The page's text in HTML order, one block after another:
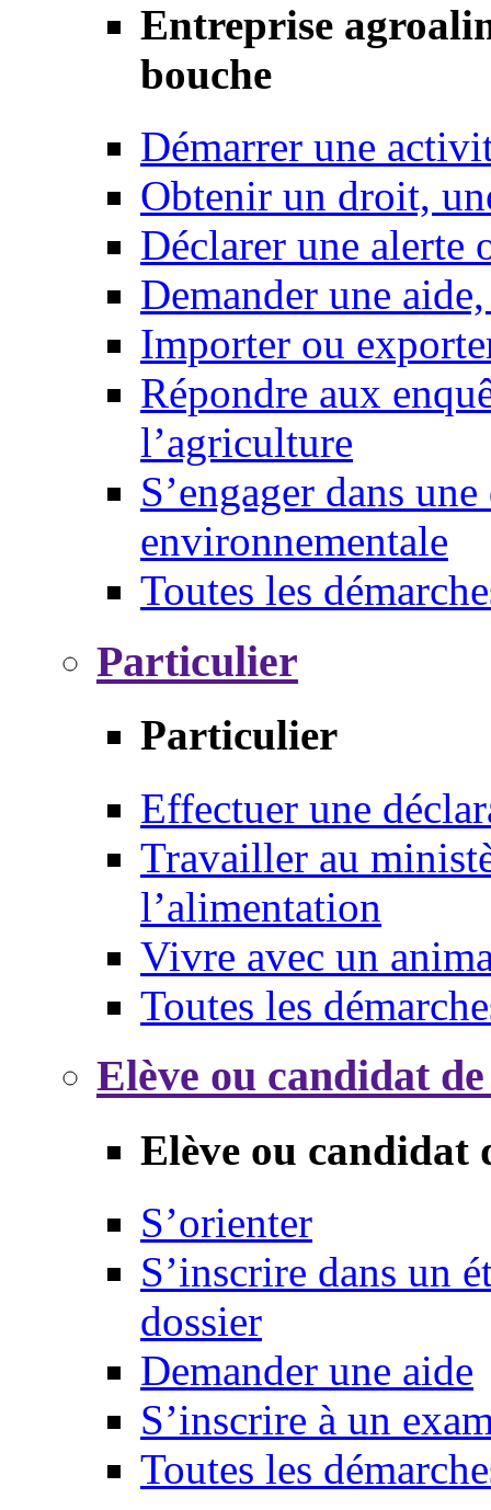
Entreprise
bouche
Démarrer une
Obtenir un droit,
Déclarer une alerte
Demander une
Importer ou
Répondre aux
l’agriculture
S’engager dans
environnementale
Toutes les
Particulier
Particulier
Effectuer une
Travailler au
l’alimentation
Vivre avec un
Toutes les
Elève ou candidat
Elève ou candidat
S’orienter
S’inscrire dans un
dossier
Demander une aide
S’inscrire à un
Toutes les